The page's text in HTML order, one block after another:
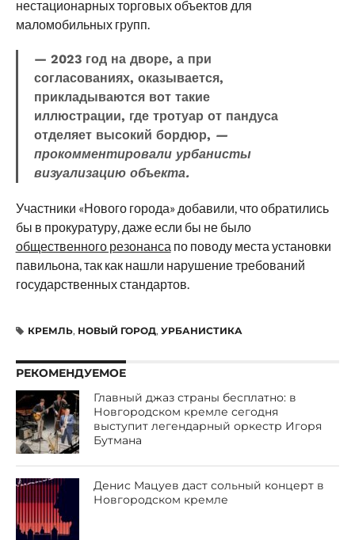
нестационарных торговых объектов для
маломобильных групп.
— 2023 год на дворе, а при
согласованиях, оказывается,
прикладываются вот такие
иллюстрации, где тротуар от пандуса
отделяет высокий бордюр, —
прокомментировали урбанисты
визуализацию объекта.
Участники «Нового города» добавили, что обратились
бы в прокуратуру, даже если бы не было
общественного резонанса по поводу места установки
павильона, так как нашли нарушение требований
государственных стандартов.
КРЕМЛЬ, НОВЫЙ ГОРОД, УРБАНИСТИКА
РЕКОМЕНДУЕМОЕ
Главный джаз страны бесплатно: в
Новгородском кремле сегодня
выступит легендарный оркестр Игоря
Бутмана
Денис Мацуев даст сольный концерт в
Новгородском кремле